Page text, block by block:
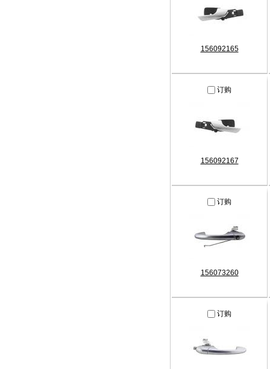
156092165
订购
156092167
订购
156073260
订购